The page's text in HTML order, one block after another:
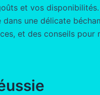
et vos
une délicate
et des conseils